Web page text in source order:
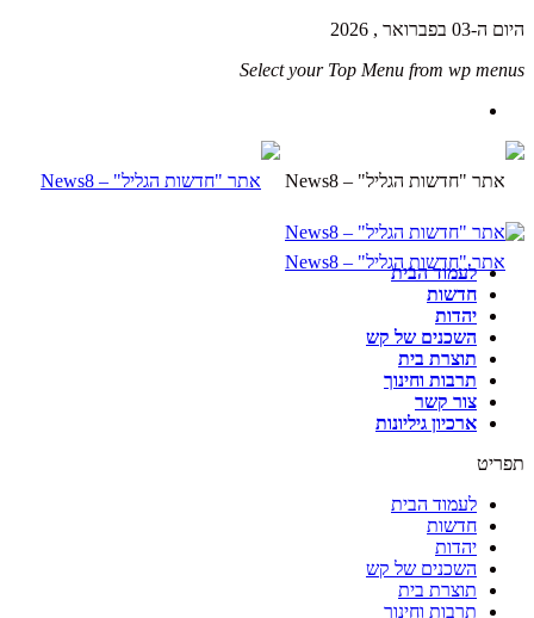
היום ה-03 בפברואר , 2026
Select your Top Menu from wp menus
לעמוד הבית
חדשות
יהדות
השכנים של קש
תוצרת בית
תרבות וחינוך
צור קשר
ארכיון גיליונות
תפריט
לעמוד הבית
חדשות
יהדות
השכנים של קש
תוצרת בית
תרבות וחינוך